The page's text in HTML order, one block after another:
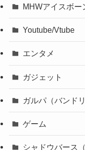
MHWアイスボー
Youtube/Vtube
エンタメ
ガジェット
ガルパ（バンドリ
ゲーム
シャドウバース